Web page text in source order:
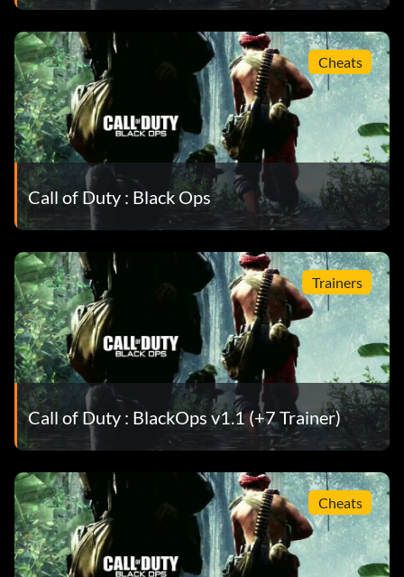
Cheats
Call of Duty : Black Ops
Trainers
Call of Duty : BlackOps v1.1 (+7 Trainer)
Cheats